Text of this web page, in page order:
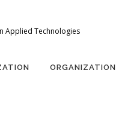
Applied Technologies
ORGANIZATION